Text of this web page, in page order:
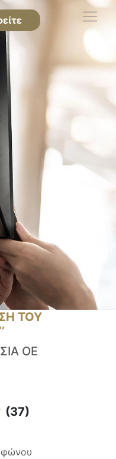
ΤΟΥ
ΟΕ
(37)